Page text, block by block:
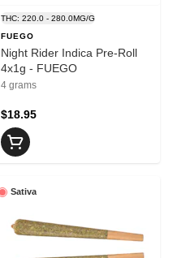
THC: 220.0 - 280.0MG/G
FUEGO
Night Rider Indica Pre-Roll
4x1g - FUEGO
4 grams
$18.95
Sativa